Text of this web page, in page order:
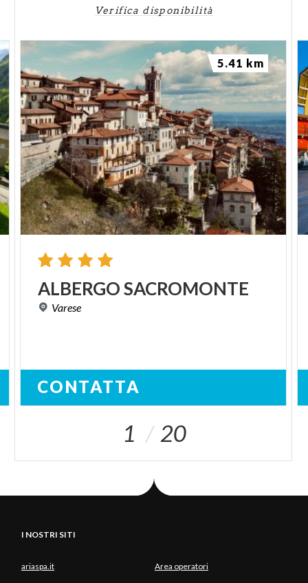
Verifica disponibilità
ALBERGOSACROMONTE
Varese
CONTATTA
5.41 km
1 20
I NOSTRI SITI
ariaspa.it Area operatori